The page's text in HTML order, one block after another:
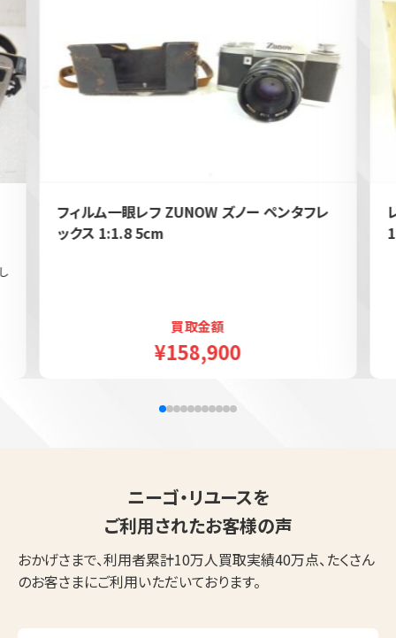
フィルム一眼レフ ZUNOW ズノー ペンタフレ
ックス 1:1.8 5cm
買取金額
¥158,900
ニーゴ・リユースを
ご利用されたお客様の声
おかげさまで、利用者累計10万人買取実績40万点、たくさん
のお客さまにご利用いただいております。